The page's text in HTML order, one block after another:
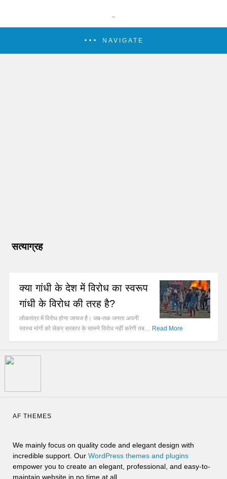
NAVIGATE
सत्याग्रह
क्या गांधी के देश में विरोध का स्वरूप
गांधी के विरोध की तरह है?
लोकतंत्र में विरोध होना जायज है। जब-तक जनता अपनी
स्वस्थ मांगों को लेकर सरकार के सामने विरोध नहीं करेगी तब… Read More
AF THEMES
We mainly focus on quality code and elegant design with
incredible support. Our WordPress themes and plugins
empower you to create an elegant, professional, and easy-to-
maintain website in no time at all.